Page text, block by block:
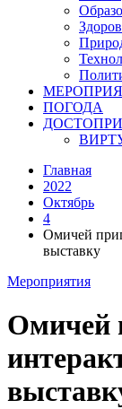
ПОГОДА
Главная
2022
Октябрь
4
Омичей
выставку
Мероприятия
Омичей